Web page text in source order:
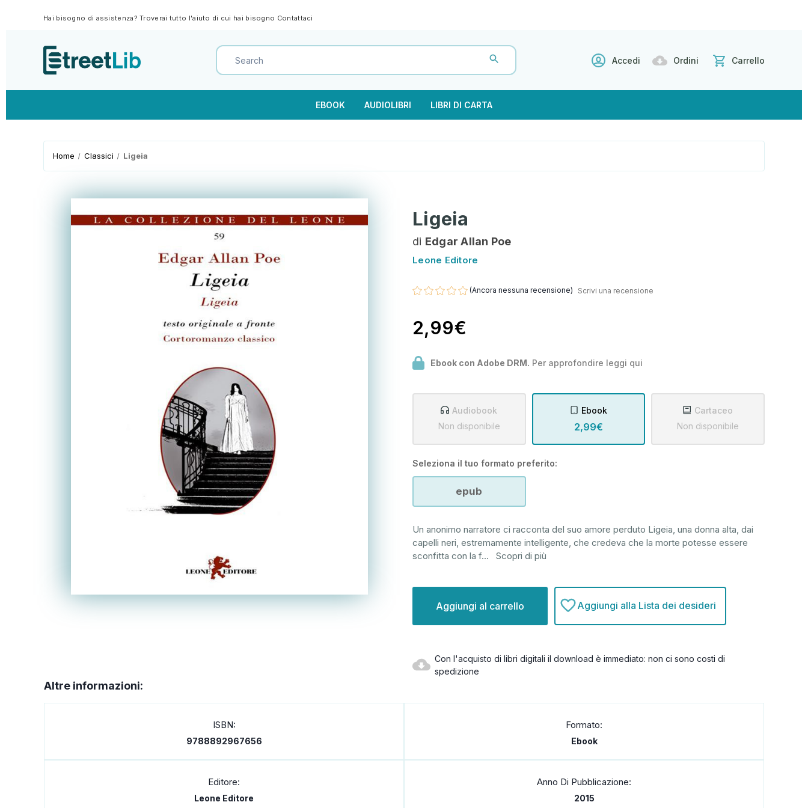
Hai bisogno di assistenza? Troverai tutto l'aiuto di cui hai bisogno Contattaci
Accedi Ordini Carrello
EBOOK AUDIOLIBRI LIBRI DI CARTA
Home Classici Ligeia
Ligeia
di Edgar Allan Poe
Leone Editore
(Ancora nessuna recensione) Scrivi una recensione
2,99€
Ebook con Adobe DRM. Per approfondire leggi qui
Audiobook
Non disponibile
Ebook
2,99€
Cartaceo
Non disponibile
Seleziona il tuo formato preferito:
epub
Un anonimo narratore ci racconta del suo amore perduto Ligeia, una donna alta, dai
capelli neri, estremamente intelligente, che credeva che la morte potesse essere
sconfitta con la f... Scopri di più
attuale:
Aggiungi alla Lista dei desideri
Con l'acquisto di libri digitali il download è immediato: non ci sono costi di
spedizione
Altre informazioni:
ISBN:
9788892967656
Formato:
Ebook
Editore:
Leone Editore
Anno Di Pubblicazione:
2015